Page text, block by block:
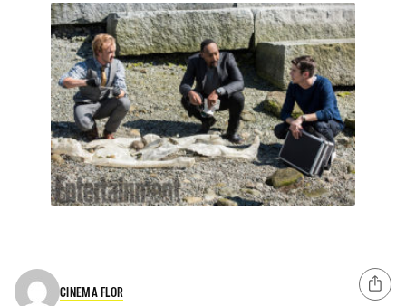
CINEMA FLOR